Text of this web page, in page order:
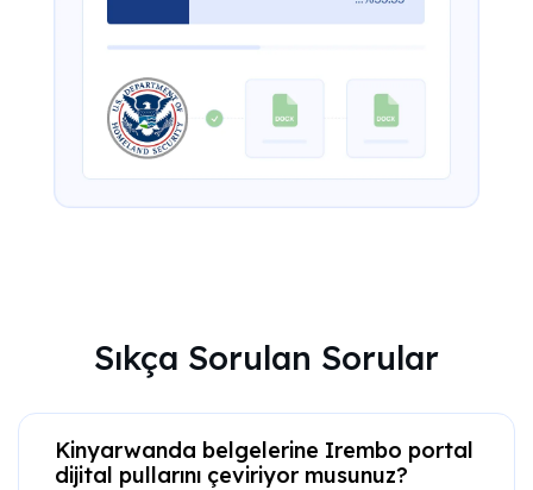
Sıkça Sorulan Sorular
Kinyarwanda belgelerine Irembo portal
dijital pullarını çeviriyor musunuz?